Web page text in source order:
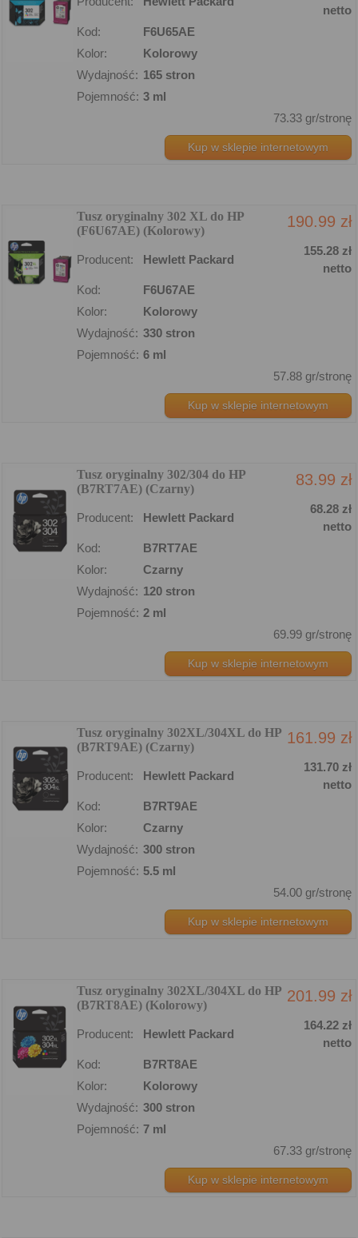
netto
Kod:
F6U65AE
Kolor:
Kolorowy
Wydajność: 165 stron
Pojemność: 3 ml
73.33 gr/stronę
Kup w sklepie internetowym
Tusz oryginalny 302 XL do HP
(F6U67AE) (Kolorowy)
190.99 zł
Producent: Hewlett Packard
155.28 zł
netto
Kod:
F6U67AE
Kolor:
Kolorowy
Wydajność: 330 stron
Pojemność: 6 ml
57.88 gr/stronę
Kup w sklepie internetowym
Tusz oryginalny 302/304 do HP
(B7RT7AE) (Czarny)
83.99 zł
Producent: Hewlett Packard
68.28 zł
netto
Kod:
B7RT7AE
Kolor:
Czarny
Wydajność: 120 stron
Pojemność: 2 ml
69.99 gr/stronę
Kup w sklepie internetowym
Tusz oryginalny 302XL/304XL do HP
(B7RT9AE) (Czarny)
161.99 zł
Producent: Hewlett Packard
131.70 zł
netto
Kod:
B7RT9AE
Kolor:
Czarny
Wydajność: 300 stron
Pojemność: 5.5 ml
54.00 gr/stronę
Kup w sklepie internetowym
Tusz oryginalny 302XL/304XL do HP
(B7RT8AE) (Kolorowy)
201.99 zł
Producent: Hewlett Packard
164.22 zł
netto
Kod:
B7RT8AE
Kolor:
Kolorowy
Wydajność: 300 stron
Pojemność: 7 ml
67.33 gr/stronę
Kup w sklepie internetowym